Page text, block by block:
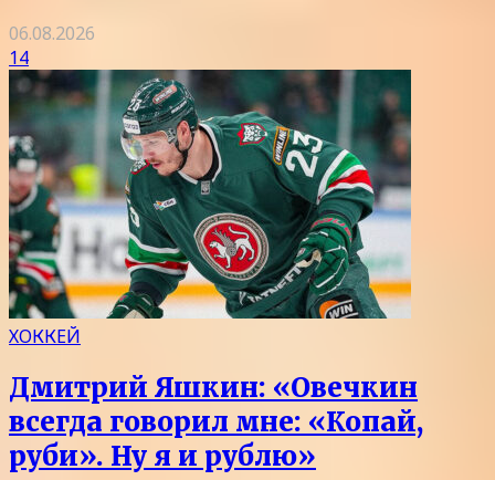
06.08.2026
14
ХОККЕЙ
Дмитрий Яшкин: «Овечкин
всегда говорил мне: «Копай,
руби». Ну я и рублю»